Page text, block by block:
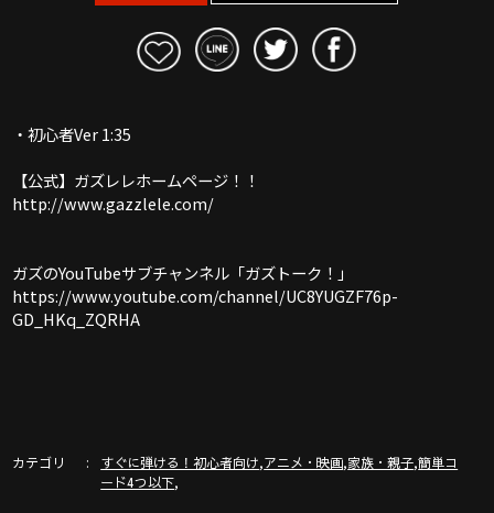
・初心者Ver 1:35
【公式】ガズレレホームページ！！
http://www.gazzlele.com/
ガズのYouTubeサブチャンネル「ガズトーク！」
https://www.youtube.com/channel/UC8YUGZF76p-
GD_HKq_ZQRHA
カテゴリ すぐに弾ける！初心者向け,アニメ・映画,家族・親子,簡単コ
ード4つ以下,